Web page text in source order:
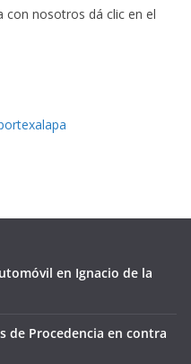
con nosotros dá clic en el
en Ignacio de la
de Procedencia en contra